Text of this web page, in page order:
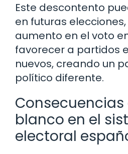
Este descontento
en futuras
aumento en el voto
favorecer a partidos
nuevos, creando un
político diferente.
blanco en el
electoral